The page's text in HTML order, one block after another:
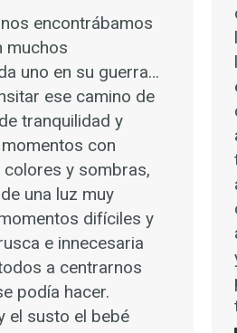
encontrábamos
muchos
uno en su guerra…
ese camino de
tranquilidad y
con
y sombras,
una luz muy
difíciles y
e innecesaria
a centrarnos
podía hacer.
el susto el bebé